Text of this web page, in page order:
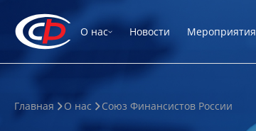
О нас Новости Мероприятия
Главная О нас Союз Финансистов России